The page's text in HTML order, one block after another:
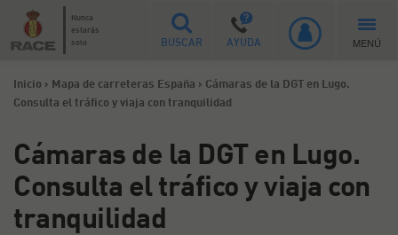
Nunca
estarás
solo
BUSCAR AYUDA MENÚ
Inicio > Mapa de carreteras España > Cámaras de la DGT en Lugo.
Consulta el tráfico y viaja con tranquilidad
Cámaras de la DGT en Lugo.
Consulta el tráfico y viaja con
tranquilidad